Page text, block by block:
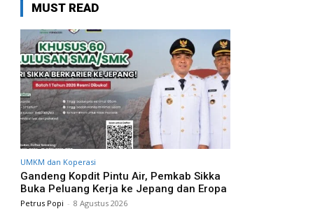
MUST READ
UMKM dan Koperasi
Gandeng Kopdit Pintu Air, Pemkab Sikka
Buka Peluang Kerja ke Jepang dan Eropa
Petrus Popi - 8 Agustus 2026